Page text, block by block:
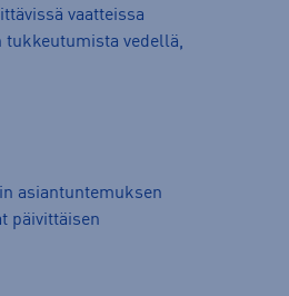
vaatteissa
tukkeutumista vedellä,
asiantuntemuksen
päivittäisen